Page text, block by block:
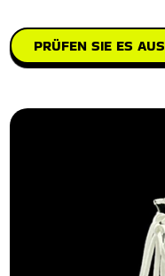
PRÜFEN SIE ES AUS